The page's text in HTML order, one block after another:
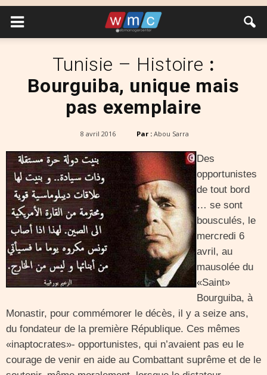
Tunisie – Histoire :
Bourguiba, unique mais
pas exemplaire
8 avril 2016 Par : Abou Sarra
Des
opportunistes
de tout bord
… se sont
bousculés, le
mercredi 6
avril, au
mausolée du
«Saint»
Bourguiba, à
Monastir, pour commémorer le décès, il y a seize ans,
du fondateur de la première République. Ces mêmes
«inaptocrates»- opportunistes, qui n’avaient pas eu le
courage de venir en aide au Combattant suprême et de le